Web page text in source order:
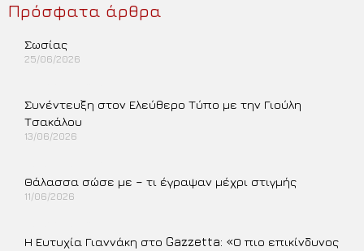
Πρόσφατα άρθρα
Σωσίας
25/06/2026
Συνέντευξη στον Ελεύθερο Τύπο με την Γιούλη
Τσακάλου
13/06/2026
Θάλασσα σώσε με – τι έγραψαν μέχρι στιγμής
11/06/2026
Η Ευτυχία Γιαννάκη στο Gazzetta: «Ο πιο επικίνδυνος